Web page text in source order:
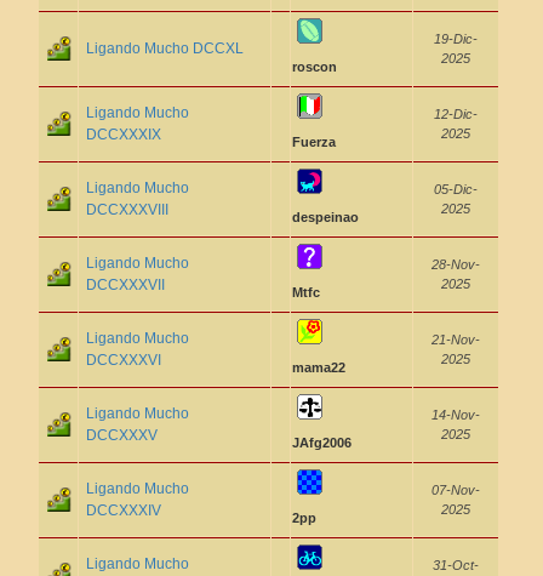
Ligando Mucho DCCXL
roscon
19-Dic-
2025
Ligando Mucho
DCCXXXIX
Fuerza
12-Dic-
2025
Ligando Mucho
DCCXXXVIII
despeinao
05-Dic-
2025
Ligando Mucho
DCCXXXVII
Mtfc
28-Nov-
2025
Ligando Mucho
DCCXXXVI
mama22
21-Nov-
2025
Ligando Mucho
DCCXXXV
JAfg2006
14-Nov-
2025
Ligando Mucho
DCCXXXIV
2pp
07-Nov-
2025
Ligando Mucho
31-Oct-